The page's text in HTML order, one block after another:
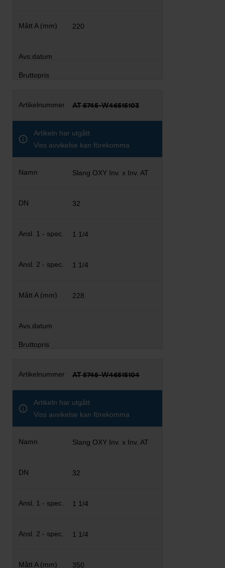
220
AT 5745-W46515103
Artikeln har utgått
Viss avvikelse kan förekomma
Slang OXY Inv. x Inv. AT
32
1 1/4
1 1/4
228
AT 5745-W46515104
Artikeln har utgått
Viss avvikelse kan förekomma
Slang OXY Inv. x Inv. AT
32
1 1/4
1 1/4
350